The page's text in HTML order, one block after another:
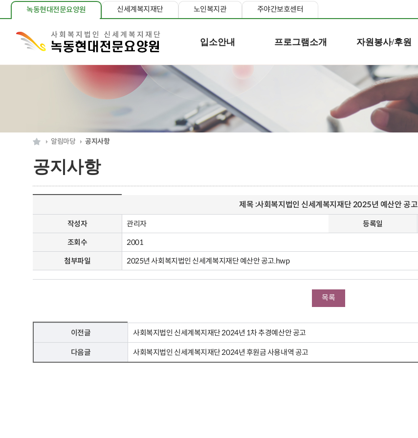
녹동현대전문요양원 신세계복지재단 노인복지관 주야간보호센터
입소안내 프로그램소개 자원봉사/후원
알림마당 공지사항
공지사항
제목 :사회복지법인 신세계복지재단 2025년 예산안 공고
작성자 관리자 등록일
조회수
2001
첨부파일
2025년 사회복지법인 신세계복지재단 예산안 공고.hwp
목록
이전글 사회복지법인 신세계복지재단 2024년 1차 추경예산안 공고
다음글 사회복지법인 신세계복지재단 2024년 후원금 사용내역 공고